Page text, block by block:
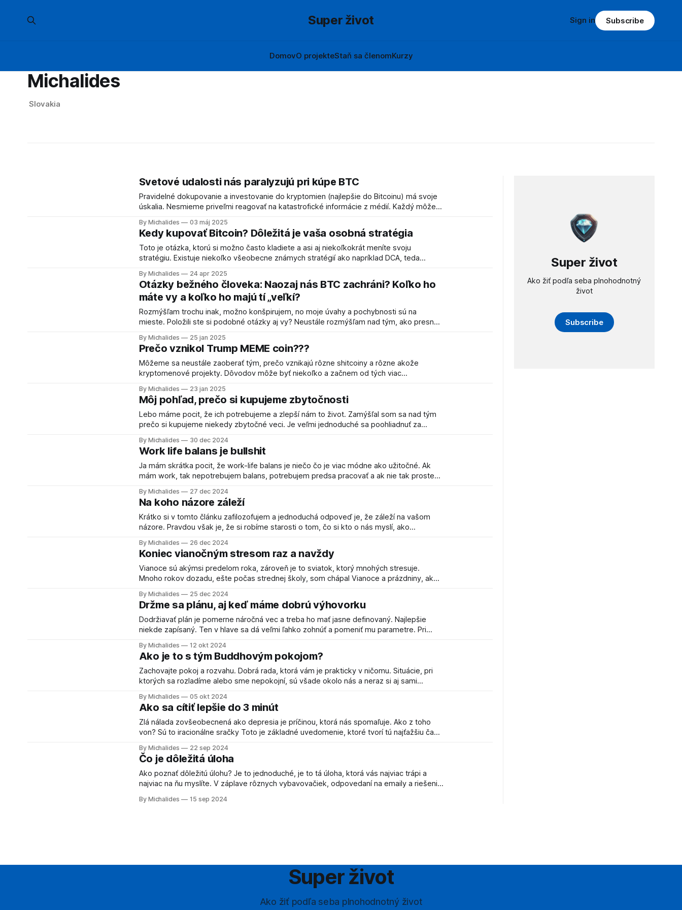
Super život
DomovO projekteStaň sa členomKurzy
Sign in Subscribe
Michalides
Slovakia
Svetové udalosti nás paralyzujú pri kúpe BTC
Pravidelné dokupovanie a investovanie do kryptomien (najlepšie do Bitcoinu) má svoje
úskalia. Nesmieme priveľmi reagovať na katastrofické informácie z médií. Každý môže
pravidelných nákupov si prečítate v tomto článku. Poďme teraz na iné úskalia
dodržiavania našich vlastných
By Michalides 03 máj 2025
Kedy kupovať Bitcoin? Dôležitá je vaša osobná stratégia
Toto je otázka, ktorú si možno často kladiete a asi aj niekoľkokrát meníte svoju
stratégiu. Existuje niekoľko všeobecne známych stratégií ako napríklad DCA, teda
budete dokupovať pri určitých poklesoch. Kupovanie pri poklesoch Akonáhle cena
klesne o 5 či 10 %, urobíte nejaký
By Michalides 24 apr 2025
Otázky bežného človeka: Naozaj nás BTC zachráni? Koľko ho
máte vy a koľko ho majú tí „veľkí?
Rozmýšľam trochu inak, možno konšpirujem, no moje úvahy a pochybnosti sú na
mieste. Položili ste si podobné otázky aj vy? Neustále rozmýšľam nad tým, ako presne
ktorý by mohol nahradiť FIAT menu a to nielen na Slovensku alebo
By Michalides 25 jan 2025
Prečo vznikol Trump MEME coin???
Môžeme sa neustále zaoberať tým, prečo vznikajú rôzne shitcoiny a rôzne akože
kryptomenové projekty. Dôvodov môže byť niekoľko a začnem od tých viac
coin Donalda Trumpa. Bitcoin je drahý, to je jeden z hlavných argumentov ľudí, ktorí si
By Michalides 23 jan 2025
Môj pohľad, prečo si kupujeme zbytočnosti
Lebo máme pocit, že ich potrebujeme a zlepší nám to život. Zamýšľal som sa nad tým
prečo si kupujeme niekedy zbytočné veci. Je veľmi jednoduché sa poohliadnuť za
sme mali výčitky, ale aby
By Michalides 30 dec 2024
Work life balans je bullshit
Ja mám skrátka pocit, že work-life balans je niečo čo je viac módne ako užitočné. Ak
mám work, tak nepotrebujem balans, potrebujem predsa pracovať a ak nie tak proste
tak strašne
By Michalides 27 dec 2024
Na koho názore záleží
Krátko si v tomto článku zafilozofujem a jednoduchá odpoveď je, že záleží na vašom
názore. Pravdou však je, že si robíme starosti o tom, čo si kto o nás myslí, ako
tak, ako sme mali. Prenesené
By Michalides 26 dec 2024
Koniec vianočným stresom raz a navždy
Vianoce sú akýmsi predelom roka, zároveň je to sviatok, ktorý mnohých stresuje.
Mnoho rokov dozadu, ešte počas strednej školy, som chápal Vianoce a prázdniny, ako
domácich úloh. Postupom času sa však Vianoce u mňa stávali
By Michalides 25 dec 2024
Držme sa plánu, aj keď máme dobrú výhovorku
Dodržiavať plán je pomerne náročná vec a treba ho mať jasne definovaný. Najlepšie
niekde zapísaný. Ten v hlave sa dá veľmi ľahko zohnúť a pomeniť mu parametre. Pri
jednotlivé jeho verzie, no je riziko, že sa budú
By Michalides 12 okt 2024
Ako je to s tým Buddhovým pokojom?
Zachovajte pokoj a rozvahu. Dobrá rada, ktorá vám je prakticky v ničomu. Situácie, pri
ktorých sa rozladíme alebo sme nepokojní, sú všade okolo nás a neraz si aj sami
ale trochu ťažšie sa to vykoná. Môj
By Michalides 05 okt 2024
Ako sa cítiť lepšie do 3 minút
Zlá nálada zovšeobecnená ako depresia je príčinou, ktorá nás spomaľuje. Ako z toho
von? Sú to iracionálne sračky Toto je základné uvedomenie, ktoré tvorí tú najťažšiu časť.
Neznamená, že to bude o 5 minút
By Michalides 22 sep 2024
Čo je dôležitá úloha
Ako poznať dôležitú úlohu? Je to jednoduché, je to tá úloha, ktorá vás najviac trápi a
najviac na ňu myslíte. V záplave rôznych vybavovačiek, odpovedaní na emaily a riešeniu
V minulosti som bol notorickým
By Michalides 15 sep 2024
Super život
Ako žiť podľa seba plnohodnotný
život
Subscribe
Super život
Ako žiť podľa seba plnohodnotný život